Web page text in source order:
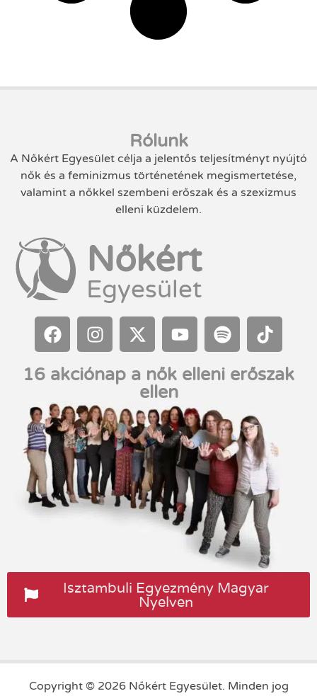
Rólunk
A Nőkért Egyesület célja a jelentős teljesítményt nyújtó
nők és a feminizmus történetének megismertetése,
valamint a nőkkel szembeni erőszak és a szexizmus
elleni küzdelem.
Nőkért
Egyesület
16 akciónap a nők elleni erőszak
ellen
Isztambuli Egyezmény Magyar
Nyelven
Copyright © 2026 Nőkért Egyesület. Minden jog